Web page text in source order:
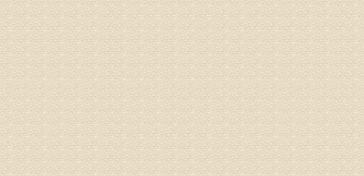
专家回
病情描
专家回
院直接